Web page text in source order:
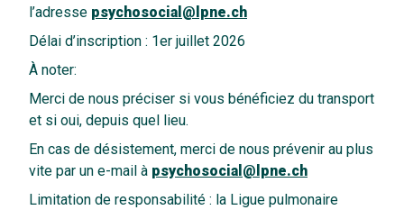
l’adresse psychosocial@lpne.ch
Délai d’inscription : 1er juillet 2026
À noter:
Merci de nous préciser si vous bénéficiez du transport
et si oui, depuis quel lieu.
En cas de désistement, merci de nous prévenir au plus
vite par un e-mail à psychosocial@lpne.ch
Limitation de responsabilité : la Ligue pulmonaire